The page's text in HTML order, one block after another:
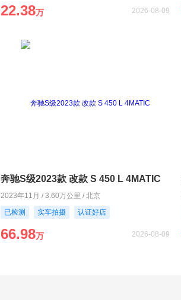
22.38万 2026-08-09
奔驰S级2023款 改款 S 450 L 4MATIC
2023年11月 / 3.60万公里 / 北京
已检测
实车拍摄 认证好店
66.98万 2026-08-09